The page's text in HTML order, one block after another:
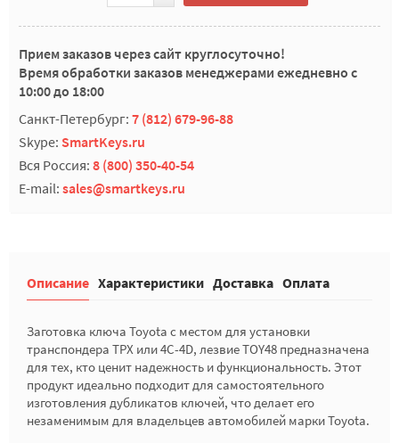
Прием заказов через сайт круглосуточно!
Время обработки заказов менеджерами ежедневно с
10:00 до 18:00
Санкт-Петербург: 7 (812) 679-96-88
Skype: SmartKeys.ru
Вся Россия: 8 (800) 350-40-54
E-mail: sales@smartkeys.ru
Описание Характеристики Доставка Оплата
Заготовка ключа Toyota с местом для установки
транспондера TPX или 4C-4D, лезвие TOY48 предназначена
для тех, кто ценит надежность и функциональность. Этот
продукт идеально подходит для самостоятельного
изготовления дубликатов ключей, что делает его
незаменимым для владельцев автомобилей марки Toyota.